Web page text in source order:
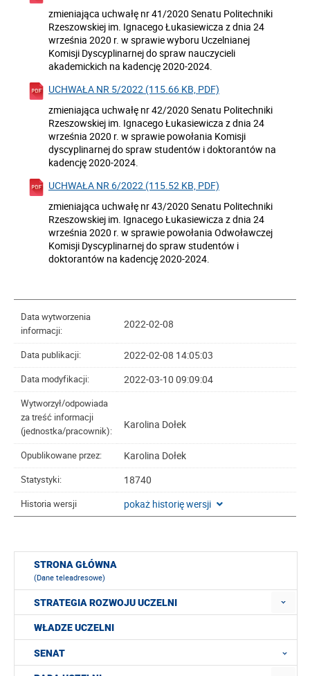
zmieniająca uchwałę nr 41/2020 Senatu Politechniki
Rzeszowskiej im. Ignacego Łukasiewicza z dnia 24
września 2020 r. w sprawie wyboru Uczelnianej
Komisji Dyscyplinarnej do spraw nauczycieli
akademickich na kadencję 2020-2024.
UCHWAŁA NR 5/2022 (115.66 KB, PDF)
zmieniająca uchwałę nr 42/2020 Senatu Politechniki
Rzeszowskiej im. Ignacego Łukasiewicza z dnia 24
września 2020 r. w sprawie powołania Komisji
dyscyplinarnej do spraw studentów i doktorantów na
kadencję 2020-2024.
UCHWAŁA NR 6/2022 (115.52 KB, PDF)
zmieniająca uchwałę nr 43/2020 Senatu Politechniki
Rzeszowskiej im. Ignacego Łukasiewicza z dnia 24
września 2020 r. w sprawie powołania Odwoławczej
Komisji Dyscyplinarnej do spraw studentów i
doktorantów na kadencję 2020-2024.
Data wytworzenia
informacji:
2022-02-08
Data publikacji: 2022-02-08 14:05:03
Data modyfikacji: 2022-03-10 09:09:04
Wytworzył/odpowiada
za treść informacji
(jednostka/pracownik):
Karolina Dołek
Opublikowane przez: Karolina Dołek
Statystyki: 18740
Historia wersji pokaż historię wersji
STRONA GŁÓWNA
(Dane teleadresowe)
STRATEGIA ROZWOJU UCZELNI
WŁADZE UCZELNI
SENAT